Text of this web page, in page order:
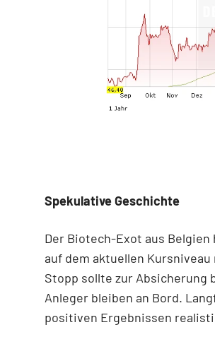
Spekulative Geschichte
Der Biotech-Exot aus
auf dem aktuellen
Stopp sollte zur Absicherung
Anleger bleiben an Bord.
positiven Ergebnissen